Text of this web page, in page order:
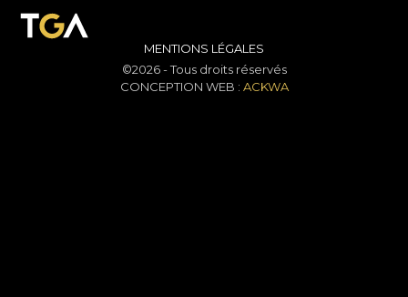
MENTIONS LÉGALES
©2026 - Tous droits réservés
CONCEPTION WEB : ACKWA